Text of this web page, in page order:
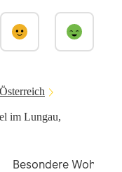
im Lungau,
Besondere